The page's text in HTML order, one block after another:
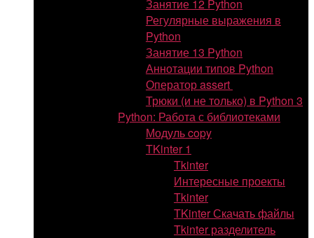
Занятие 12 Python
Регулярные выражения в
Python
Занятие 13 Python
Аннотации типов Python
Оператор assert
Трюки (и не только) в Python 3
Python: Работа с библиотеками
Модуль copy
TKinter 1
Tkinter
Интересные проекты
Tkinter
TKinter Скачать файлы
Tkinter разделитель